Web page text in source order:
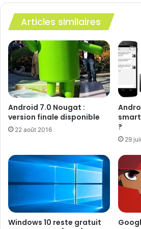
Mise à jour logicielle
Diagnostic des fonctions
Articles similaires
Android 7.0 Nougat :
version finale disponible
22 août 2016
?
29
Windows 10 reste gratuit